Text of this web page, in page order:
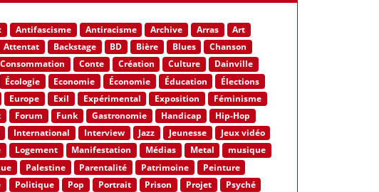
Antifascisme Antiracisme Archive Arras
Art
Attentat Backstage BD Bière Blues
Chanson
Consommation Conte Création Culture
Dainville
Écologie Economie Économie Éducation
Élections
Europe Exil Expérimental Exposition
Féminisme
Forum Funk Gastronomie Handicap
Hip-Hop
International Interview Jazz Jeunesse
Jeux vidéo
Logement Manifestation Médias Metal
musique
Palestine Parentalité Patrimoine
Peinture
Politique Pop Portrait Prison Projet
Psyché